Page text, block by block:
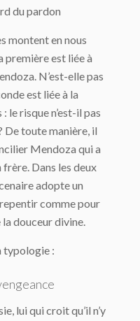
du pardon
montent en nous
première est liée à
N’est-elle pas
est liée à la
le risque n’est-il pas
De toute manière, il
Mendoza qui a
frère. Dans les deux
adopte un
comme pour
la douceur divine.
typologie :
lui qui croit qu’il n’y